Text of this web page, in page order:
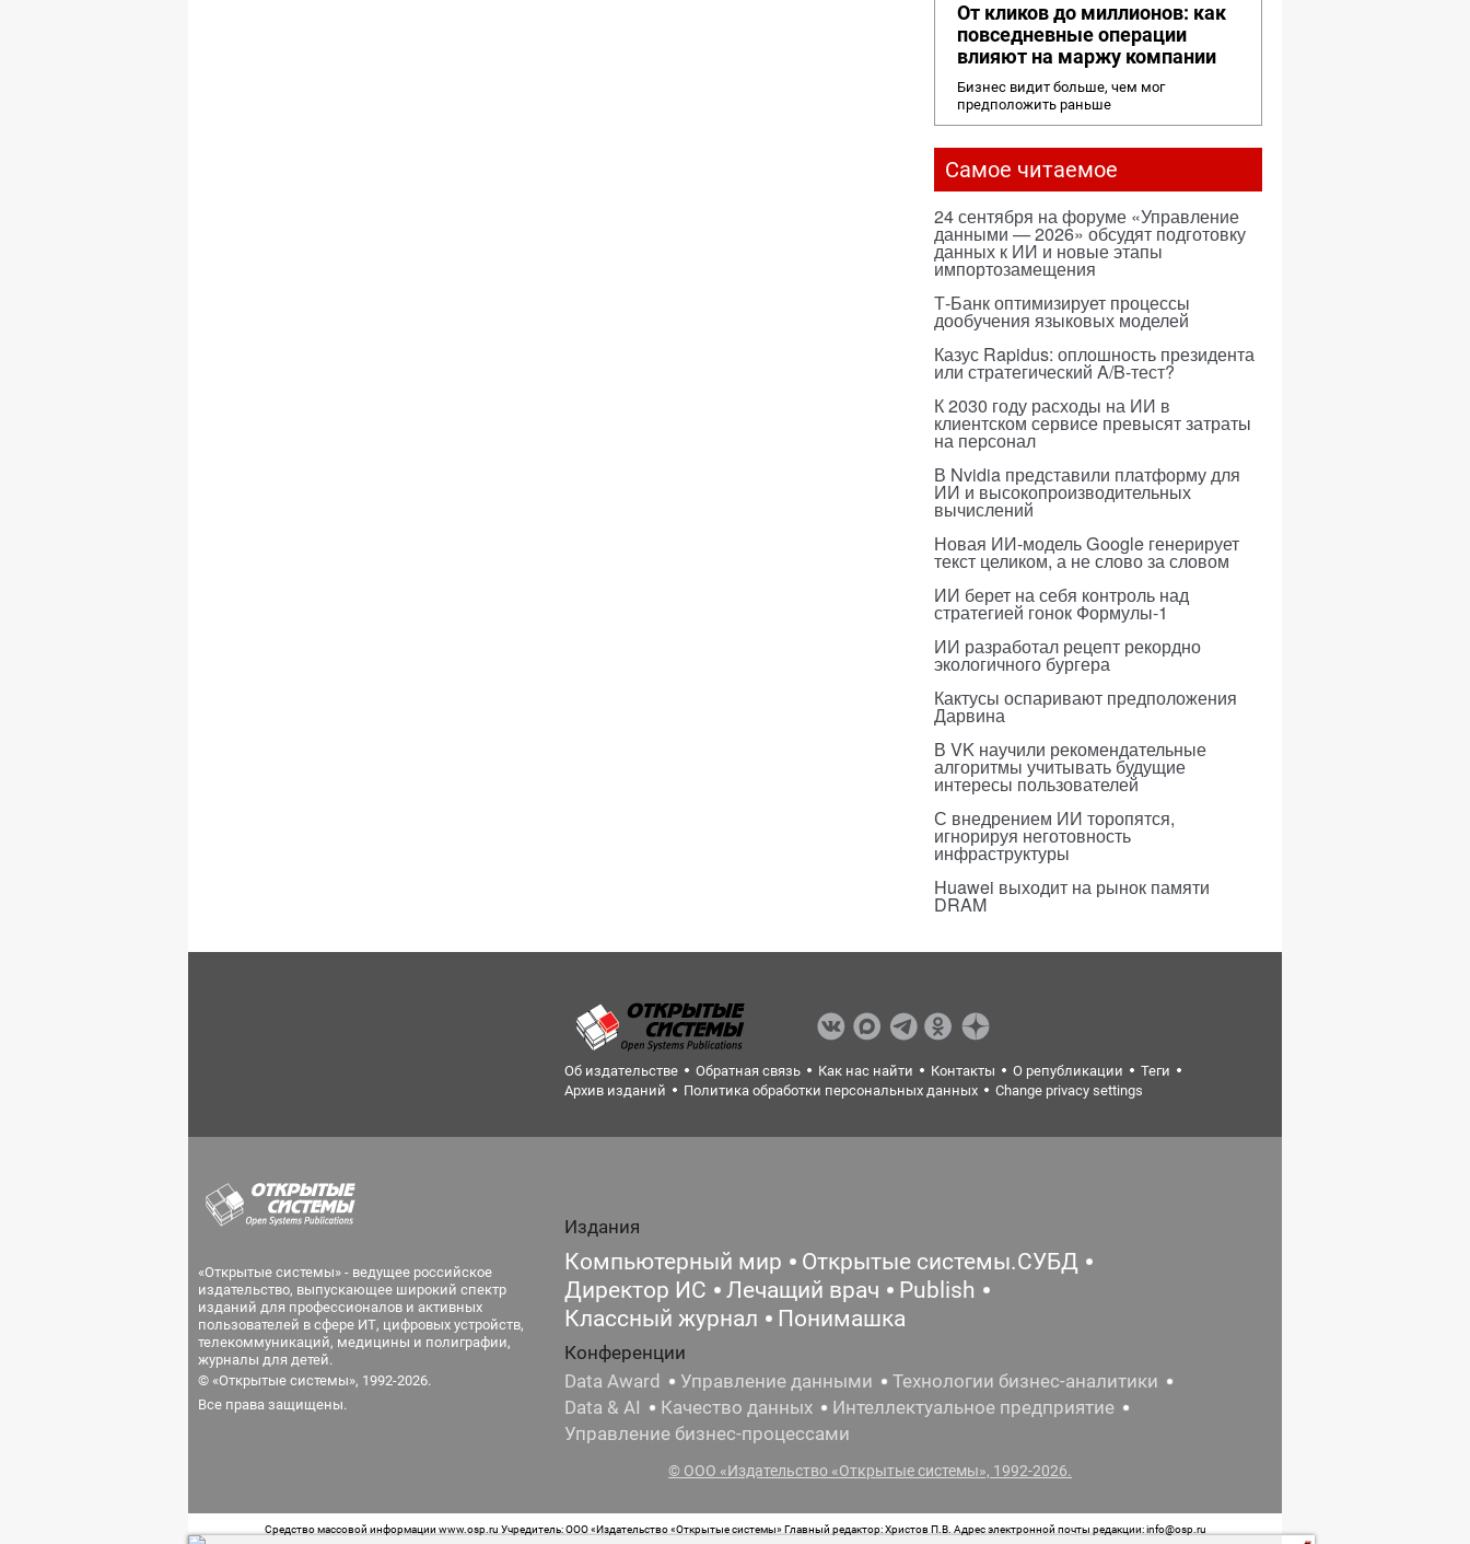
От кликов до миллионов: как
повседневные операции
влияют на маржу компании
Бизнес видит больше, чем мог
предположить раньше
Самое читаемое
24 сентября на форуме «Управление
данными — 2026» обсудят подготовку
данных к ИИ и новые этапы
импортозамещения
Т-Банк оптимизирует процессы
дообучения языковых моделей
Казус Rapidus: оплошность президента
или стратегический A/B-тест?
К 2030 году расходы на ИИ в
клиентском сервисе превысят затраты
на персонал
В Nvidia представили платформу для
ИИ и высокопроизводительных
вычислений
Новая ИИ-модель Google генерирует
текст целиком, а не слово за словом
ИИ берет на себя контроль над
стратегией гонок Формулы-1
ИИ разработал рецепт рекордно
экологичного бургера
Кактусы оспаривают предположения
Дарвина
В VK научили рекомендательные
алгоритмы учитывать будущие
интересы пользователей
С внедрением ИИ торопятся,
игнорируя неготовность
инфраструктуры
Huawei выходит на рынок памяти
DRAM
Об издательстве Обратная связь Как нас найти Контакты О републикации
Теги
Архив изданий
Политика обработки персональных данных Change privacy settings
«Открытые системы» - ведущее российское
издательство, выпускающее широкий спектр
изданий для профессионалов и активных
пользователей в сфере ИТ, цифровых устройств,
телекоммуникаций, медицины и полиграфии,
журналы для детей.
© «Открытые системы», 1992-2026.
Все права защищены.
Издания
Компьютерный мир
Открытые системы.СУБД
Директор ИС
Лечащий врач
Publish
Классный журнал
Понимашка
Конференции
Data Award
Управление данными
Технологии бизнес-аналитики
Data & AI
Качество данных
Интеллектуальное предприятие
Управление бизнес-процессами
© ООО «Издательство «Открытые системы», 1992-2026.
Средство массовой информации www.osp.ru Учредитель: ООО «Издательство «Открытые системы» Главный редактор: Христов П.В. Адрес электронной почты редакции: info@osp.ru